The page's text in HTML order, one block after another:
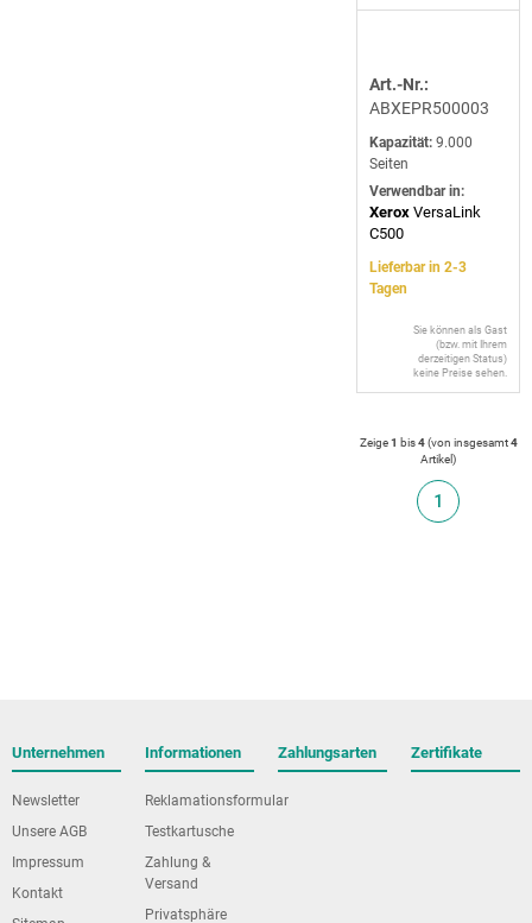
Art.-Nr.:
ABXEPR500003
Kapazität: 9.000
Seiten
Verwendbar in:
Xerox VersaLink
C500
Lieferbar in 2-3
Tagen
Sie können als Gast
(bzw. mit Ihrem
derzeitigen Status)
keine Preise sehen.
Zeige1 bis4(von insgesamt4
Artikel)
1
Unternehmen
Newsletter
Unsere AGB
Impressum
Kontakt
Informationen
Reklamationsformular
Testkartusche
Zahlung &
Versand
Privatsphäre
Zahlungsarten Zertifikate